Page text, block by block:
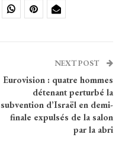
NEXT POST
Eurovision : quatre hommes
détenant perturbé la
subvention d’Israël en demi-
finale expulsés de la salon
par la abri